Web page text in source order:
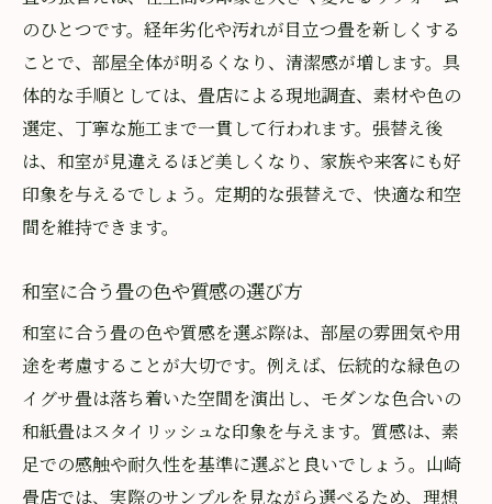
のひとつです。経年劣化や汚れが目立つ畳を新しくする
ことで、部屋全体が明るくなり、清潔感が増します。具
体的な手順としては、畳店による現地調査、素材や色の
選定、丁寧な施工まで一貫して行われます。張替え後
は、和室が見違えるほど美しくなり、家族や来客にも好
印象を与えるでしょう。定期的な張替えで、快適な和空
間を維持できます。
和室に合う畳の色や質感の選び方
和室に合う畳の色や質感を選ぶ際は、部屋の雰囲気や用
途を考慮することが大切です。例えば、伝統的な緑色の
イグサ畳は落ち着いた空間を演出し、モダンな色合いの
和紙畳はスタイリッシュな印象を与えます。質感は、素
足での感触や耐久性を基準に選ぶと良いでしょう。山崎
畳店では、実際のサンプルを見ながら選べるため、理想